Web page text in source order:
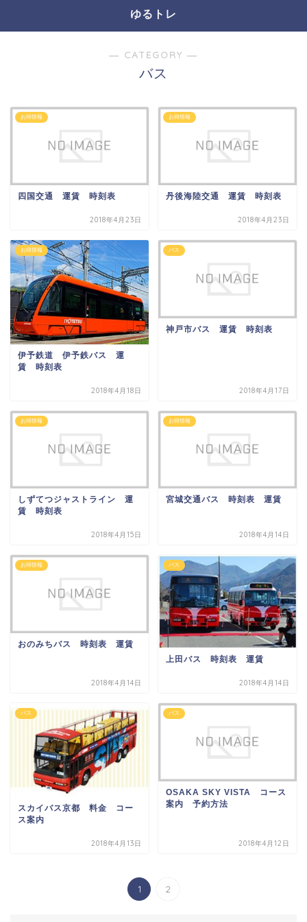
ゆるトレ
― CATEGORY ―
バス
お得情報
四国交通 運賃 時刻表
2018年4月23日
お得情報
丹後海陸交通 運賃 時刻表
2018年4月23日
お得情報
伊予鉄道 伊予鉄バス 運
賃 時刻表
2018年4月18日
バス
神戸市バス 運賃 時刻表
2018年4月17日
お得情報
しずてつジャストライン 運
賃 時刻表
2018年4月15日
お得情報
宮城交通バス 時刻表 運賃
2018年4月14日
お得情報
おのみちバス 時刻表 運賃
2018年4月14日
バス
上田バス 時刻表 運賃
2018年4月14日
バス
スカイバス京都 料金 コー
ス案内
2018年4月13日
バス
OSAKA SKY VISTA コース
案内 予約方法
2018年4月12日
1 2